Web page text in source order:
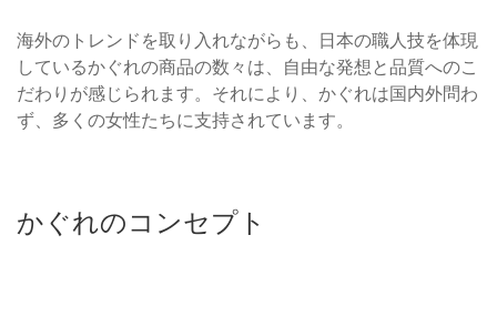
海外のトレンドを取り入れながらも、日本の職人技を体現
しているかぐれの商品の数々は、自由な発想と品質へのこ
だわりが感じられます。それにより、かぐれは国内外問わ
ず、多くの女性たちに支持されています。
かぐれのコンセプト